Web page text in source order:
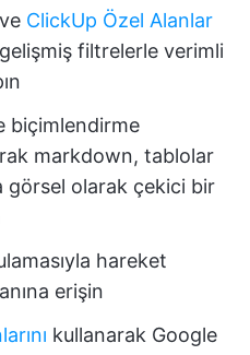
ve ClickUp Özel Alanlar
filtrelerle verimli
biçimlendirme
markdown, tablolar
görsel olarak çekici bir
hareket
erişin
kullanarak Google